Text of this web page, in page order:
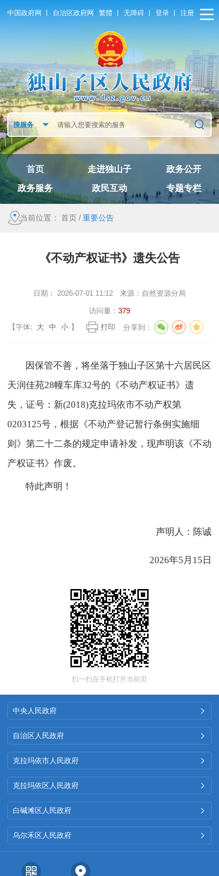
中国政府网 | 自治区政府网 繁體 | 无障碍 | 登录 | 注册
首页 走进独山子
政务公开
政务服务
政民互动 专题专栏
当前位置： 首页 /重要公告
《不动产权证书》遗失公告
日期： 2026-07-01 11:12 来源： 自然资源分局
访问量： 379
【字体:
大 中 小 】 打印 分享到：
因保管不善，将坐落于独山子区第十六居民区
天润佳苑28幢车库32号的《不动产权证书》遗
失，证号：新(2018)克拉玛依市不动产权第
0203125号，根据《不动产登记暂行条例实施细
则》第二十二条的规定申请补发，现声明该《不动
产权证书》作废。
特此声明！
声明人：陈诚
2026年5月15日
扫一扫在手机打开当前页
中央人民政府 
自治区人民政府 
克拉玛依市人民政府 
克拉玛依区人民政府 
白碱滩区人民政府 
乌尔禾区人民政府 